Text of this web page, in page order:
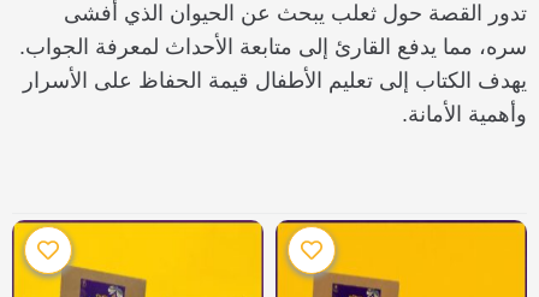
تدور القصة حول ثعلب يبحث عن الحيوان الذي أفشى
سره، مما يدفع القارئ إلى متابعة الأحداث لمعرفة الجواب.
يهدف الكتاب إلى تعليم الأطفال قيمة الحفاظ على الأسرار
وأهمية الأمانة.